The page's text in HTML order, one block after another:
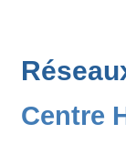
Centre